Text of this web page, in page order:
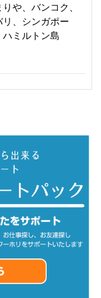
や、バンコク、
、シンガポー
ハミルトン島